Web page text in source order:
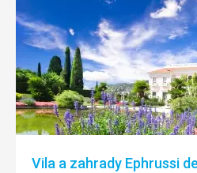
Vila a zahrady Ephrussi
Jezero
Lac
de
Sainte-
Croix
Jezero
Lac
Sainte-
Eze
Éze
je
malebné
městečko
tyčící
se
kuželovitém